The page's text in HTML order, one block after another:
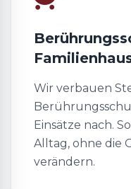
Wir verbauen
Einsätze nach.
Alltag, ohne die
verändern.